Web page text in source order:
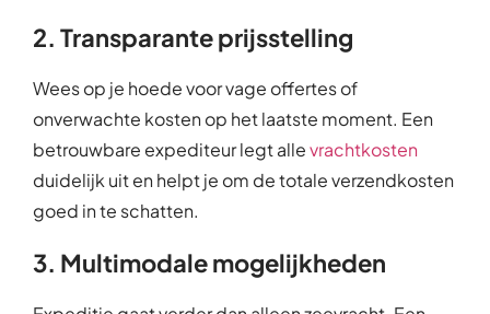
2. Transparante prijsstelling
Wees op je hoede voor vage offertes of
onverwachte kosten op het laatste moment. Een
betrouwbare expediteur legt allevrachtkosten
duidelijk uit en helpt je om de totale verzendkosten
goed in te schatten.
3. Multimodale mogelijkheden